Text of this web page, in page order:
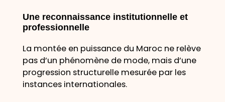
Une reconnaissance institutionnelle et
professionnelle
La montée en puissance du Maroc ne relève
pas d’un phénomène de mode, mais d’une
progression structurelle mesurée par les
instances internationales.